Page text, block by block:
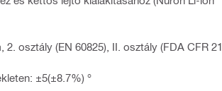
osztály (EN 60825), II. osztály (FDA CFR 21,
±5(±8.7%) °